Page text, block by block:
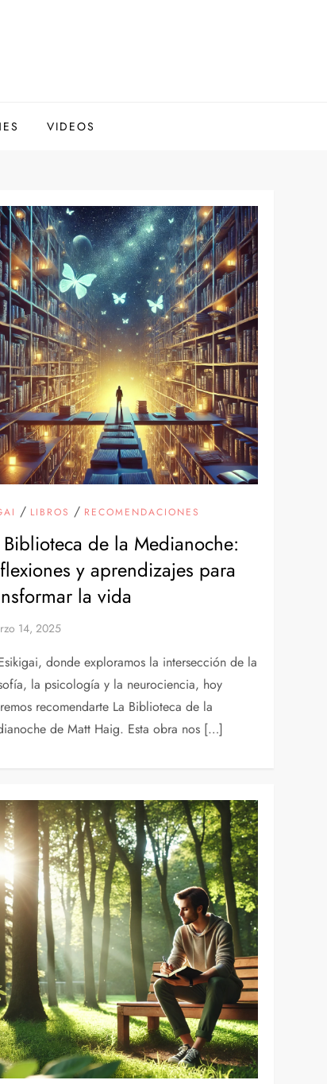
VIDEOS
/ LIBROS / RECOMENDACIONES
Biblioteca de la Medianoche:
y aprendizajes para
la vida
donde exploramos la intersección de la
la psicología y la neurociencia, hoy
recomendarte La Biblioteca de la
de Matt Haig. Esta obra nos […]